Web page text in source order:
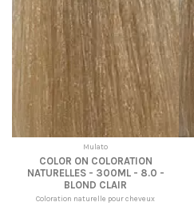
Mulato
COLOR ON COLORATION
NATURELLES - 300ML - 8.0 -
BLOND CLAIR
Coloration naturelle pour cheveux